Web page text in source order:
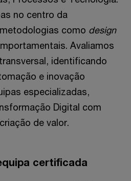
no centro da
como design
Avaliamos
identificando
e inovação
especializadas,
Digital com
de valor.
certificada